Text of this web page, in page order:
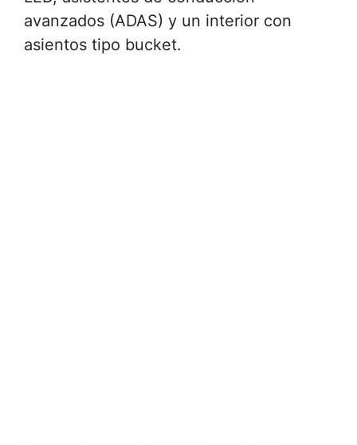
avanzados (ADAS) y un interior con
asientos tipo bucket.